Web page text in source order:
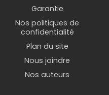
Garantie
Nos politiques de
confidentialité
Plan du site
Nous joindre
Nos auteurs